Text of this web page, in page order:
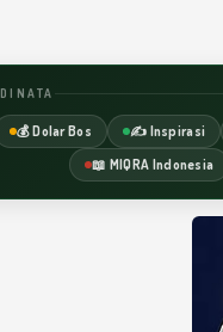
💰 Dolar Bos ✍️ Inspirasi
📖 MIQRA Indonesia